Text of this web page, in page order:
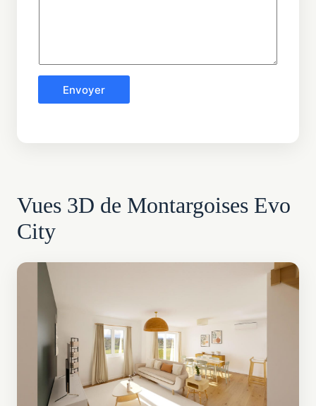
Envoyer
Vues 3D de Montargoises Evo
City